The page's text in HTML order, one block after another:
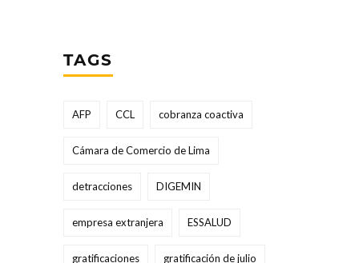
TAGS
AFP CCL cobranza coactiva
Cámara de Comercio de Lima
detracciones DIGEMIN
empresa extranjera ESSALUD
gratificaciones gratificación de julio